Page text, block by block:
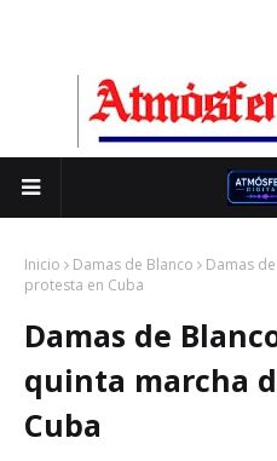
Inicio Damas de Blanco
Damas
protesta en Cuba
Damas de
quinta marcha
Cuba